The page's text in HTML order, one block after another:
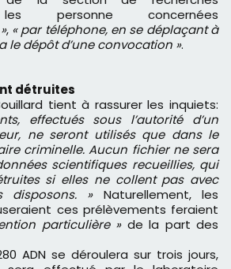
personne concernées
, « par téléphone, en se déplaçant à
le dépôt d’une convocation ».
détruites
tient à rassurer les inquiets:
effectués sous l’autorité d’un
ne seront utilisés que dans le
criminelle. Aucun fichier ne sera
scientifiques recueillies, qui
si elles ne collent pas avec
disposons. »Naturellement, les
ces prélèvements feraient
particulière »de la part des
ADN se déroulera sur trois jours,